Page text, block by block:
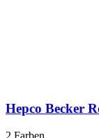
Hepco Becker
2 Farben